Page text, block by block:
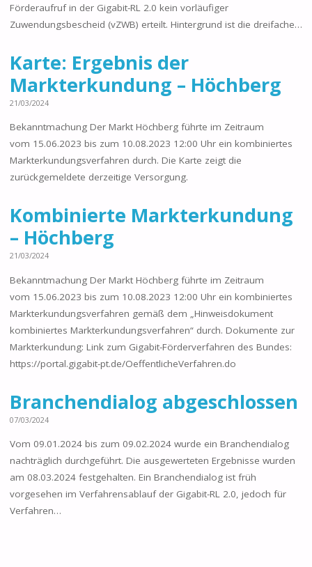
Förderaufruf in der Gigabit-RL 2.0 kein vorläufiger
Zuwendungsbescheid (vZWB) erteilt. Hintergrund ist die dreifache…
Karte: Ergebnis der
Markterkundung – Höchberg
21/03/2024
Bekanntmachung Der Markt Höchberg führte im Zeitraum
vom 15.06.2023 bis zum 10.08.2023 12:00 Uhr ein kombiniertes
Markterkundungsverfahren durch. Die Karte zeigt die
zurückgemeldete derzeitige Versorgung.
Kombinierte Markterkundung
– Höchberg
21/03/2024
Bekanntmachung Der Markt Höchberg führte im Zeitraum
vom 15.06.2023 bis zum 10.08.2023 12:00 Uhr ein kombiniertes
Markterkundungsverfahren gemäß dem „Hinweisdokument
kombiniertes Markterkundungsverfahren“ durch. Dokumente zur
Markterkundung: Link zum Gigabit-Förderverfahren des Bundes:
https://portal.gigabit-pt.de/OeffentlicheVerfahren.do
Branchendialog abgeschlossen
07/03/2024
Vom 09.01.2024 bis zum 09.02.2024 wurde ein Branchendialog
nachträglich durchgeführt. Die ausgewerteten Ergebnisse wurden
am 08.03.2024 festgehalten. Ein Branchendialog ist früh
vorgesehen im Verfahrensablauf der Gigabit-RL 2.0, jedoch für
Verfahren…